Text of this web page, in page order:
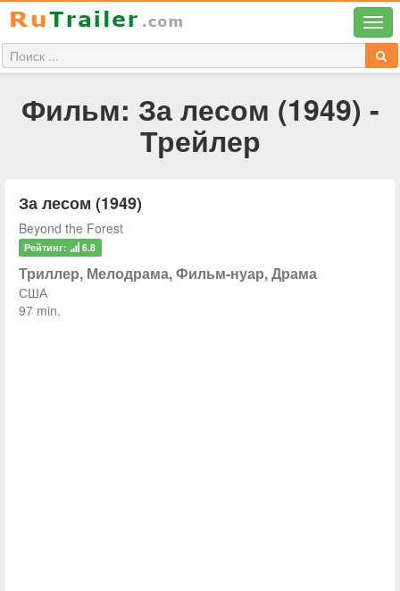
Фильм: За лесом (1949) -
Трейлер
За лесом (1949)
Beyond the Forest
Рейтинг: 6.8
Триллер, Мелодрама, Фильм-нуар, Драма
США
97 min.